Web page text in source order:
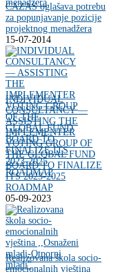
CAZAS oglašava potrebu
za popunjavanje pozicije
projektnog menadžera
15-07-2014
INDIVIDUAL
CONSULTANCY —
ASSISTING THE
IMPLEMENTER
VOTING GROUP OF
THE GLOBAL FUND
BOARD TO FINALIZE
ITS 2023-2025
ROADMAP
05-09-2023
Realizovana škola socio-
emocionalnih vještina